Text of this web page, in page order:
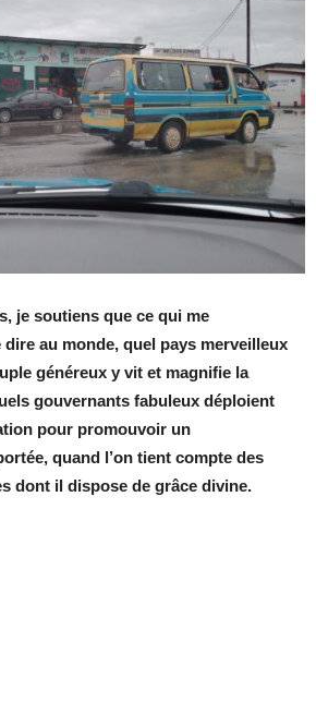
je soutiens que ce qui me
dire au monde, quel pays merveilleux
généreux y vit et magnifie la
gouvernants fabuleux déploient
pour promouvoir un
quand l’on tient compte des
dont il dispose de grâce divine.